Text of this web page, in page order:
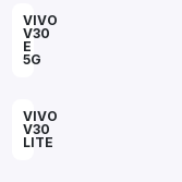
VIVO
V30
E
5G
VIVO
V30
LITE